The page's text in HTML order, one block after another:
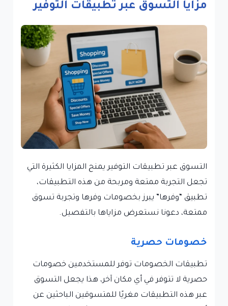
مزايا التسوق عبر تطبيقات التوفير
التسوق عبر تطبيقات التوفير يمنح المزايا الكثيرة التي
تجعل التجربة ممتعة ومربحة من هذه التطبيقات،
تطبيق “وفرها” يبرز بخصومات وفرها وتجربة تسوق
ممتعة، دعونا نستعرض مزاياها بالتفصيل.
خصومات حصرية
تطبيقات الخصومات توفر للمستخدمين خصومات
حصرية لا تتوفر في أي مكان آخر، هذا يجعل التسوق
عبر هذه التطبيقات مغريًا للمتسوقين الباحثين عن